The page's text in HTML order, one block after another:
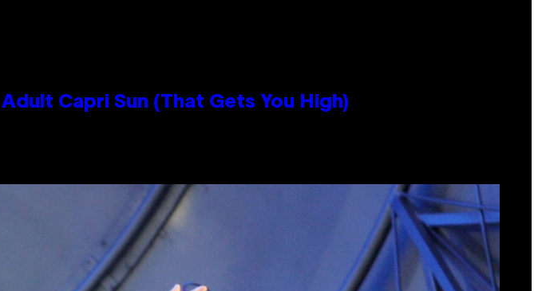
Capri Sun (That Gets You High)